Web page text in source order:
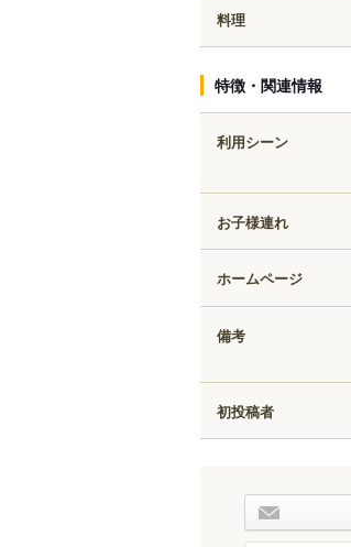
料理
特徴・関連情報
利用シーン
お子様連れ
ホームページ
備考
初投稿者